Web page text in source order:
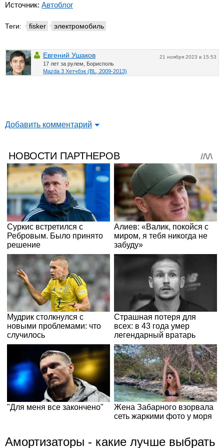
Источник: Автоблог
Теги: fisker электромобиль
21 ноября 2023 в 15:53
Евгений Ушаков
17 лет за рулем, Борисполь
Mazda 3 Хетчбэк (BL, 2009-2013)
Добавить комментарий
Амортизаторы - какие лучше выбрать